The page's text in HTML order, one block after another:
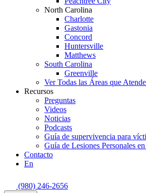
North Carolina
Charlotte
Gastonia
Concord
Huntersville
Matthews
South Carolina
Greenville
Ver Todas las Áreas que
Recursos
Preguntas
Videos
Noticias
Podcasts
Guía de supervivencia para
Guía de Lesiones Personales
Contacto
En
(980) 246-2656